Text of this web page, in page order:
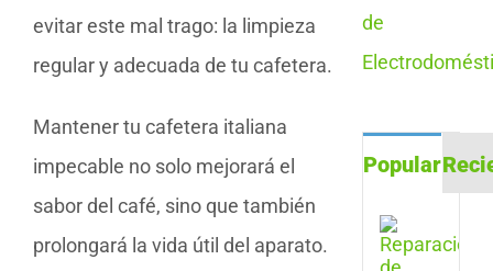
evitar este mal trago: la limpieza
regular y adecuada de tu cafetera.
Mantener tu cafetera italiana
impecable no solo mejorará el
sabor del café, sino que también
prolongará la vida útil del aparato.
Popular
de